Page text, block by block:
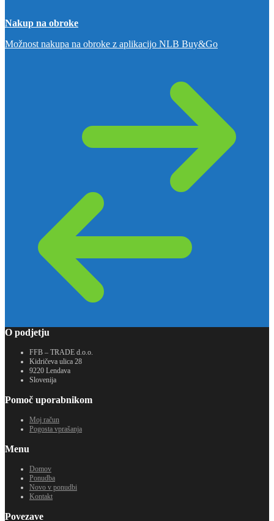
Nakup na obroke
Možnost nakupa na obroke z aplikacijo NLB Buy&Go
O podjetju
FFB – TRADE d.o.o.
Kidričeva ulica 28
9220 Lendava
Slovenija
Pomoč uporabnikom
Moj račun
Pogosta vprašanja
Menu
Domov
Ponudba
Novo v ponudbi
Kontakt
Povezave